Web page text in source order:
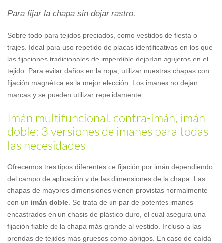
Para fijar la chapa sin dejar rastro.
Sobre todo para tejidos preciados, como vestidos de fiesta o
trajes. Ideal para uso repetido de placas identificativas en los que
las fijaciones tradicionales de imperdible dejarían agujeros en el
tejido. Para evitar daños en la ropa, utilizar nuestras chapas con
fijación magnética es la mejor elección. Los imanes no dejan
marcas y se pueden utilizar repetidamente.
Imán multifuncional, contra-imán, imán
doble: 3 versiones de imanes para todas
las necesidades
Ofrecemos tres tipos diferentes de fijación por imán dependiendo
del campo de aplicación y de las dimensiones de la chapa. Las
chapas de mayores dimensiones vienen provistas normalmente
con un imán doble . Se trata de un par de potentes imanes
encastrados en un chasis de plástico duro, el cual asegura una
fijación fiable de la chapa más grande al vestido. Incluso a las
prendas de tejidos más gruesos como abrigos. En caso de caída